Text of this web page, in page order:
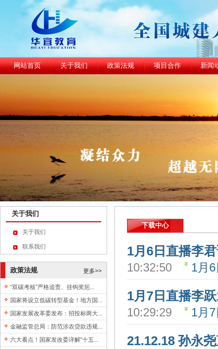
网站首页 关于我们 政策法规 项目合作 新闻
关于我们
关于我们
联系我们
更多>>
政策法规
“双碳考核”严格追责、挂钩奖惩...
国家将设立低碳转型基金！地方国...
国家发展改革委发布：招投标两大...
金融监管总局：防范涉农贷款违规...
六大看点！国家发改委详解“十五...
下载中心
1月6日直播李
10:32:50 1月
1月7日直播李
10:29:29 1月
21.12.18 孙永